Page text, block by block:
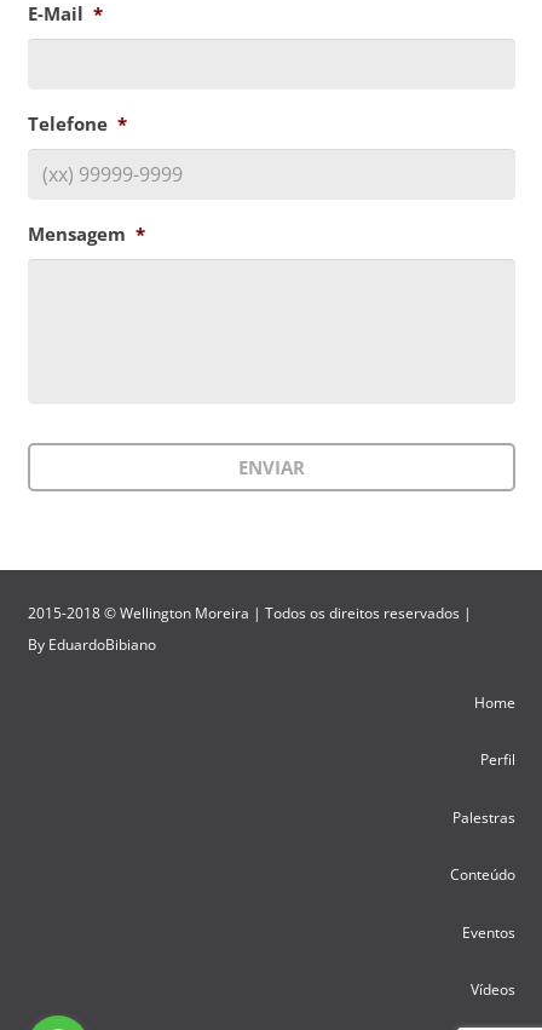
E-Mail *
Telefone *
Mensagem *
2015-2018 © Wellington Moreira | Todos os direitos reservados |
By EduardoBibiano
Home
Perfil
Palestras
Conteúdo
Eventos
Vídeos